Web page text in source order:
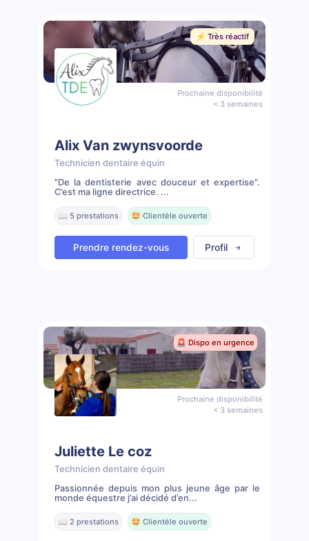
⚡️ Très réactif
Prochaine disponibilité
< 3 semaines
Alix Van zwynsvoorde
Technicien dentaire équin
"De la dentisterie avec douceur et expertise".
C’est ma ligne directrice. ...
📖 5 prestations 🤩 Clientèle ouverte
Prendre rendez-vous Profil
🚨 Dispo en urgence
Prochaine disponibilité
< 3 semaines
Juliette Le coz
Technicien dentaire équin
Passionnée depuis mon plus jeune âge par le
monde équestre j’ai décidé d’en...
📖 2 prestations 🤩 Clientèle ouverte